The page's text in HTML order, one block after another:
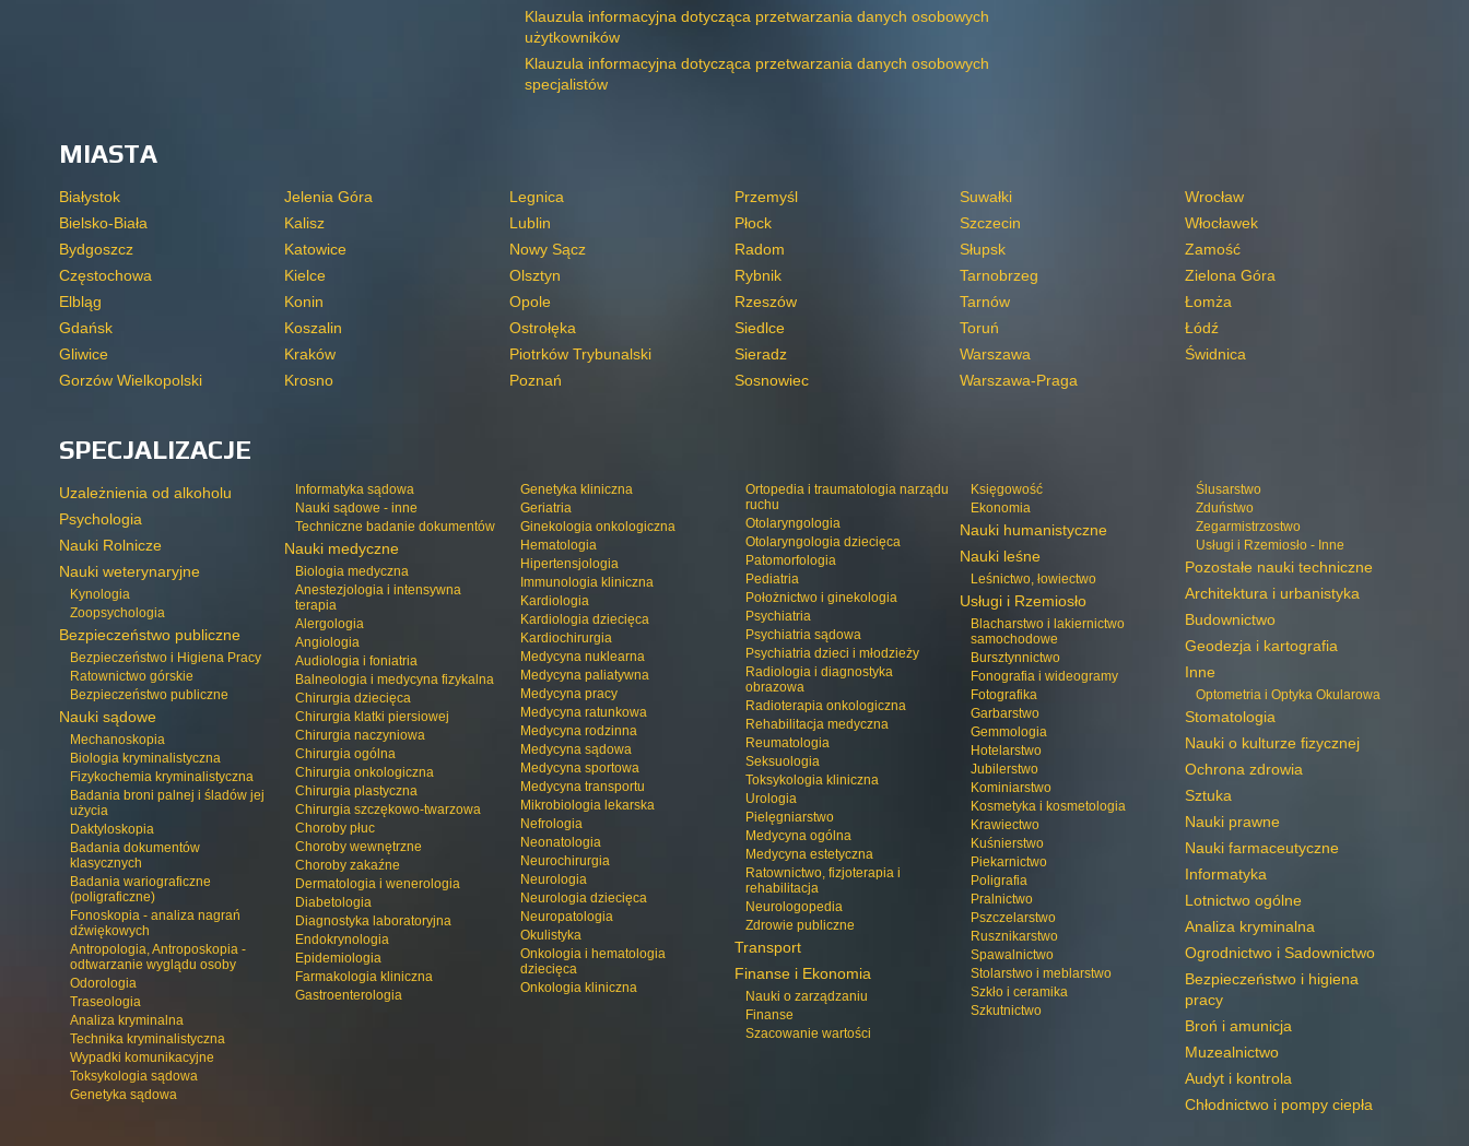
Klauzula informacyjna dotycząca przetwarzania danych osobowych
użytkowników
Klauzula informacyjna dotycząca przetwarzania danych osobowych
specjalistów
MIASTA
Białystok
Bielsko-Biała
Bydgoszcz
Częstochowa
Elbląg
Gdańsk
Gliwice
Gorzów Wielkopolski
Jelenia Góra
Kalisz
Katowice
Kielce
Konin
Koszalin
Kraków
Krosno
Legnica
Lublin
Nowy Sącz
Olsztyn
Opole
Ostrołęka
Piotrków Trybunalski
Poznań
Przemyśl
Płock
Radom
Rybnik
Rzeszów
Siedlce
Sieradz
Sosnowiec
Suwałki
Szczecin
Słupsk
Tarnobrzeg
Tarnów
Toruń
Warszawa
Warszawa-Praga
Wrocław
Włocławek
Zamość
Zielona Góra
Łomża
Łódź
Świdnica
SPECJALIZACJE
Uzależnienia od alkoholu
Psychologia
Nauki Rolnicze
Nauki weterynaryjne
Kynologia
Zoopsychologia
Bezpieczeństwo publiczne
Bezpieczeństwo i Higiena Pracy
Ratownictwo górskie
Bezpieczeństwo publiczne
Nauki sądowe
Mechanoskopia
Biologia kryminalistyczna
Fizykochemia kryminalistyczna
Badania broni palnej i śladów jej
użycia
Daktyloskopia
Badania dokumentów
klasycznych
Badania wariograficzne
(poligraficzne)
Fonoskopia - analiza nagrań
dźwiękowych
Antropologia, Antroposkopia -
odtwarzanie wyglądu osoby
Odorologia
Traseologia
Analiza kryminalna
Technika kryminalistyczna
Wypadki komunikacyjne
Toksykologia sądowa
Genetyka sądowa
Informatyka sądowa
Nauki sądowe - inne
Techniczne badanie dokumentów
Nauki medyczne
Biologia medyczna
Anestezjologia i intensywna
terapia
Alergologia
Angiologia
Audiologia i foniatria
Balneologia i medycyna fizykalna
Chirurgia dziecięca
Chirurgia klatki piersiowej
Chirurgia naczyniowa
Chirurgia ogólna
Chirurgia onkologiczna
Chirurgia plastyczna
Chirurgia szczękowo-twarzowa
Choroby płuc
Choroby wewnętrzne
Choroby zakaźne
Dermatologia i wenerologia
Diabetologia
Diagnostyka laboratoryjna
Endokrynologia
Epidemiologia
Farmakologia kliniczna
Gastroenterologia
Genetyka kliniczna
Geriatria
Ginekologia onkologiczna
Hematologia
Hipertensjologia
Immunologia kliniczna
Kardiologia
Kardiologia dziecięca
Kardiochirurgia
Medycyna nuklearna
Medycyna paliatywna
Medycyna pracy
Medycyna ratunkowa
Medycyna rodzinna
Medycyna sądowa
Medycyna sportowa
Medycyna transportu
Mikrobiologia lekarska
Nefrologia
Neonatologia
Neurochirurgia
Neurologia
Neurologia dziecięca
Neuropatologia
Okulistyka
Onkologia i hematologia
dziecięca
Onkologia kliniczna
Ortopedia i traumatologia narządu
ruchu
Otolaryngologia
Otolaryngologia dziecięca
Patomorfologia
Pediatria
Położnictwo i ginekologia
Psychiatria
Psychiatria sądowa
Psychiatria dzieci i młodzieży
Radiologia i diagnostyka
obrazowa
Radioterapia onkologiczna
Rehabilitacja medyczna
Reumatologia
Seksuologia
Toksykologia kliniczna
Urologia
Pielęgniarstwo
Medycyna ogólna
Medycyna estetyczna
Ratownictwo, fizjoterapia i
rehabilitacja
Neurologopedia
Zdrowie publiczne
Transport
Finanse i Ekonomia
Nauki o zarządzaniu
Finanse
Szacowanie wartości
Księgowość
Ekonomia
Nauki humanistyczne
Nauki leśne
Leśnictwo, łowiectwo
Usługi i Rzemiosło
Blacharstwo i lakiernictwo
samochodowe
Bursztynnictwo
Fonografia i wideogramy
Fotografika
Garbarstwo
Gemmologia
Hotelarstwo
Jubilerstwo
Kominiarstwo
Kosmetyka i kosmetologia
Krawiectwo
Kuśnierstwo
Piekarnictwo
Poligrafia
Pralnictwo
Pszczelarstwo
Rusznikarstwo
Spawalnictwo
Stolarstwo i meblarstwo
Szkło i ceramika
Szkutnictwo
Ślusarstwo
Zduństwo
Zegarmistrzostwo
Usługi i Rzemiosło - Inne
Pozostałe nauki techniczne
Architektura i urbanistyka
Budownictwo
Geodezja i kartografia
Inne
Optometria i Optyka Okularowa
Stomatologia
Nauki o kulturze fizycznej
Ochrona zdrowia
Sztuka
Nauki prawne
Nauki farmaceutyczne
Informatyka
Lotnictwo ogólne
Analiza kryminalna
Ogrodnictwo i Sadownictwo
Bezpieczeństwo i higiena
pracy
Broń i amunicja
Muzealnictwo
Audyt i kontrola
Chłodnictwo i pompy ciepła